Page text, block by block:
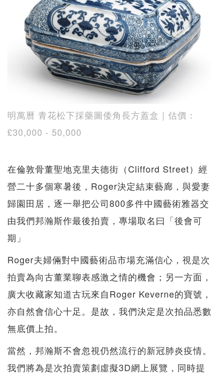
明萬曆 青花松下採藥圖倭角長方蓋盒｜估價：
£30,000 - 50,000
在倫敦骨董聖地克里夫德街（Clifford Street）經
營二十多個寒暑後，Roger決定結束藝廊，與愛妻
歸園田居，逐一舉把公司800多件中國藝術雅器交
由我們邦瀚斯作最後拍賣，專場取名曰「後會可
期」
Roger夫婦倆對中國藝術品市場充滿信心，視是次
拍賣為向古董業聊表感激之情的機會；另一方面，
廣大收藏家知道古玩來自Roger Keverne的寶號，
亦自然會信心十足。是故，我們決定是次拍品悉數
無底價上拍。
當然，邦瀚斯不會忽視仍然流行的新冠肺炎疫情。
我們將為是次拍賣策劃虛擬3D網上展覽，同時提